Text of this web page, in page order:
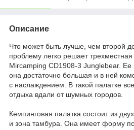
Описание
Что может быть лучше, чем второй
проблему легко решает
Mircamping CD1908-3 Junglebear.
она достаточно большая и в ней
с наслаждением. В такой палатке
отдыха вдали от шумных городов.
Кемпинговая палатка состоит из
и зона тамбура. Она имеет форму